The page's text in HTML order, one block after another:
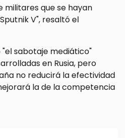
que se hayan
V", resaltó el
sabotaje mediático"
en Rusia, pero
no reducirá la efectividad
la de la competencia